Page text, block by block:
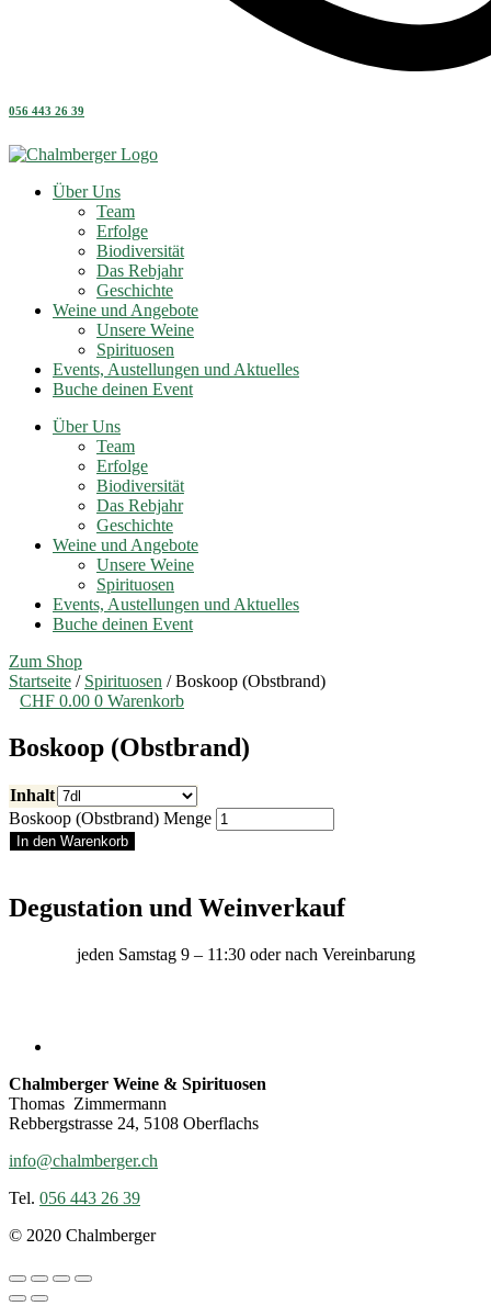
056 443 26 39
Über Uns
Team
Erfolge
Biodiversität
Das Rebjahr
Geschichte
Weine und Angebote
Unsere Weine
Spirituosen
Events, Austellungen und Aktuelles
Buche deinen Event
Über Uns
Team
Erfolge
Biodiversität
Das Rebjahr
Geschichte
Weine und Angebote
Unsere Weine
Spirituosen
Events, Austellungen und Aktuelles
Buche deinen Event
Zum Shop
Startseite / Spirituosen / Boskoop (Obstbrand)
CHF 0.00 0 Warenkorb
Boskoop (Obstbrand)
Inhalt
Boskoop (Obstbrand) Menge
In den Warenkorb
Degustation und Weinverkauf
jeden Samstag 9 – 11:30 oder nach Vereinbarung
Chalmberger Weine & Spirituosen
Thomas Zimmermann
Rebbergstrasse 24, 5108 Oberflachs
info@chalmberger.ch
Tel. 056 443 26 39
© 2020 Chalmberger